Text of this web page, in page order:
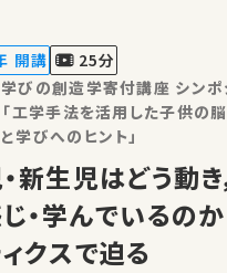
部
開講
25分
びの創造学寄付講座 シンポ
工学手法を活用した子供の脳
学びへのヒント」
新生児はどう動き
・学んでいるのか
クスで迫る